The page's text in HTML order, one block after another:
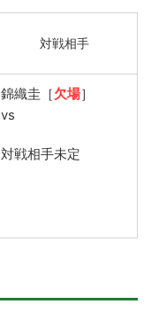
対戦相手
錦織圭［欠場］
vs
対戦相手未定